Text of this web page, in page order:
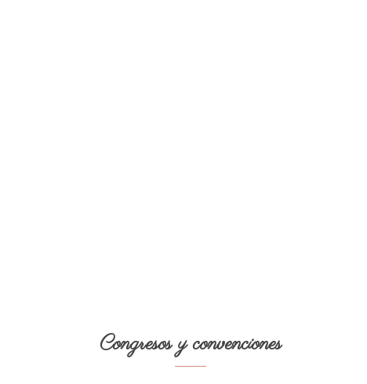
Congresos y convenciones